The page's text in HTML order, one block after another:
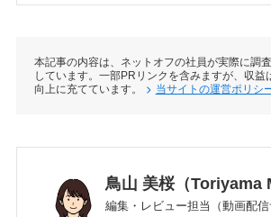
本記事の内容は、ネットオフの社員が実際に調
しています。一部PRリンクを含みますが、収益
向上に充てています。
当サイトの運営ポリシ
鳥山 美桜（Toriyama
編集・レビュー担当（動画配